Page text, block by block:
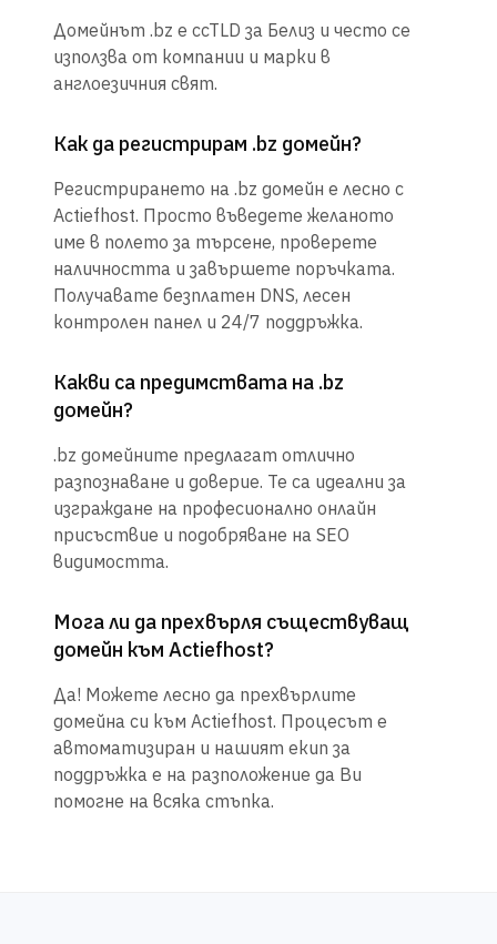
Домейнът .bz е ccTLD за Белиз и често се
използва от компании и марки в
англоезичния свят.
Как да регистрирам .bz домейн?
Регистрирането на .bz домейн е лесно с
Actiefhost. Просто въведете желаното
име в полето за търсене, проверете
наличността и завършете поръчката.
Получавате безплатен DNS, лесен
контролен панел и 24/7 поддръжка.
Какви са предимствата на .bz
домейн?
.bz домейните предлагат отлично
разпознаване и доверие. Те са идеални за
изграждане на професионално онлайн
присъствие и подобряване на SEO
видимостта.
Мога ли да прехвърля съществуващ
домейн към Actiefhost?
Да! Можете лесно да прехвърлите
домейна си към Actiefhost. Процесът е
автоматизиран и нашият екип за
поддръжка е на разположение да Ви
помогне на всяка стъпка.